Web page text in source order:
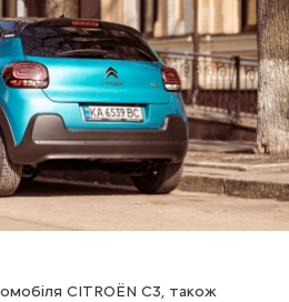
CITROЁN C3, також